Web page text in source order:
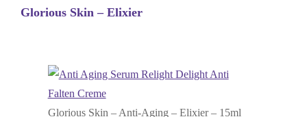
Glorious Skin – Elixier
Glorious Skin – Anti-Aging – Elixier – 15ml